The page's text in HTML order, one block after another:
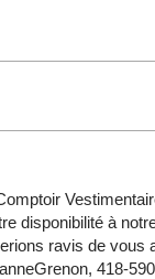
disponibilité à
ravis de vous
418-